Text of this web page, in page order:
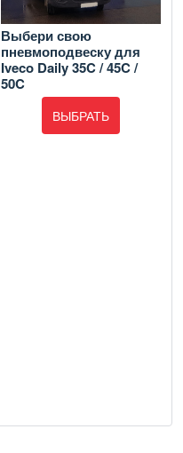
Выбери свою
пневмоподвеску для
Iveco Daily 35C / 45C /
50C
ВЫБРАТЬ